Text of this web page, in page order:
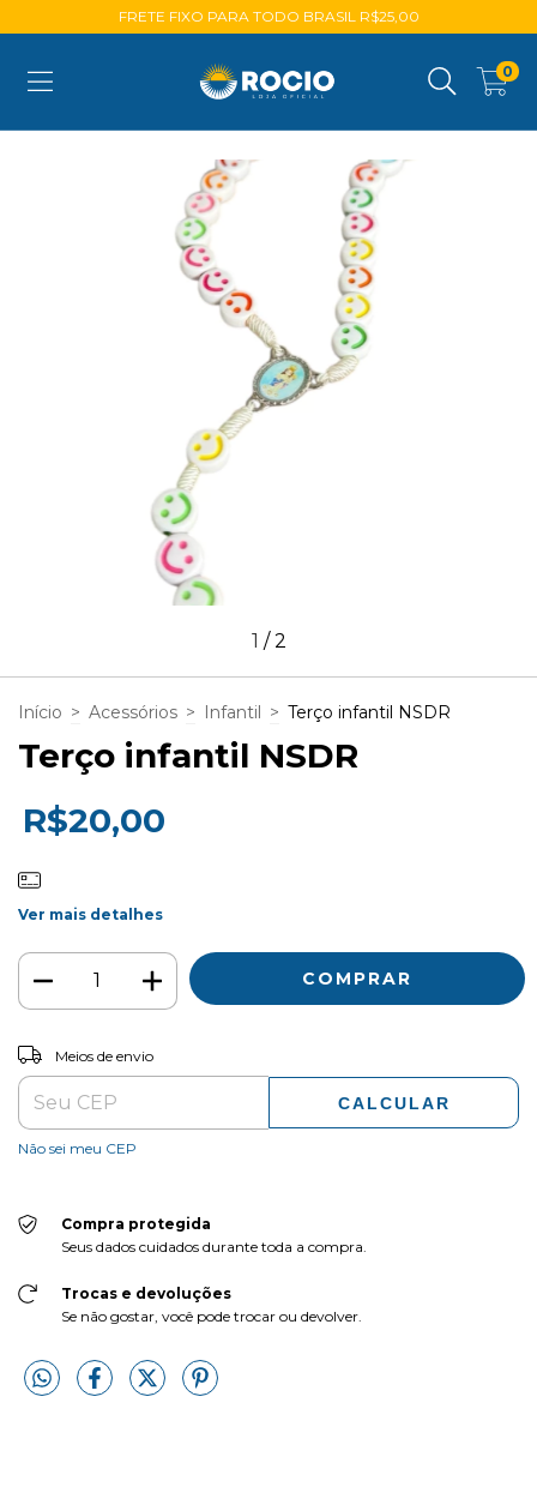
FRETE FIXO PARA TODO BRASIL R$25,00
0
1 /2
Início > Acessórios > Infantil > Terço infantil NSDR
Terço infantil NSDR
R$20,00
Ver mais detalhes
Entregas para o CEP:
Meios de envio
CALCULAR
Não sei meu CEP
Compra protegida
Seus dados cuidados durante toda a compra.
Trocas e devoluções
Se não gostar, você pode trocar ou devolver.